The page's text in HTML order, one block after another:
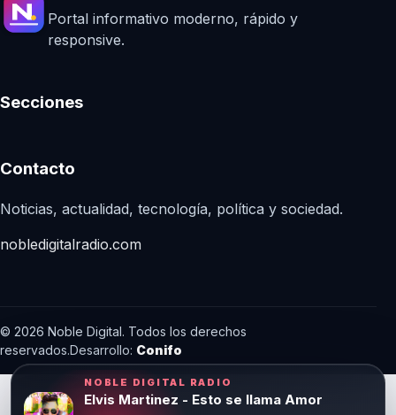
Portal informativo moderno, rápido y
responsive.
Secciones
Contacto
Noticias, actualidad, tecnología, política y sociedad.
nobledigitalradio.com
© 2026 Noble Digital. Todos los derechos
reservados.Desarrollo: Conifo
NOBLE DIGITAL RADIO
Elvis Martinez - Esto se llama Amor